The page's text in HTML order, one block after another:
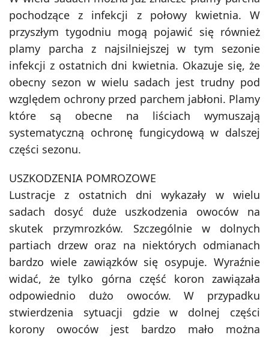
pochodzące z infekcji z połowy kwietnia. W
przyszłym tygodniu mogą pojawić się również
plamy parcha z najsilniejszej w tym sezonie
infekcji z ostatnich dni kwietnia. Okazuje się, że
obecny sezon w wielu sadach jest trudny pod
względem ochrony przed parchem jabłoni. Plamy
które są obecne na liściach wymuszają
systematyczną ochronę fungicydową w dalszej
części sezonu.
USZKODZENIA POMROZOWE
Lustracje z ostatnich dni wykazały w wielu
sadach dosyć duże uszkodzenia owoców na
skutek przymrozków. Szczególnie w dolnych
partiach drzew oraz na niektórych odmianach
bardzo wiele zawiązków się osypuje. Wyraźnie
widać, że tylko górna część koron zawiązała
odpowiednio dużo owoców. W przypadku
stwierdzenia sytuacji gdzie w dolnej części
korony owoców jest bardzo mało można